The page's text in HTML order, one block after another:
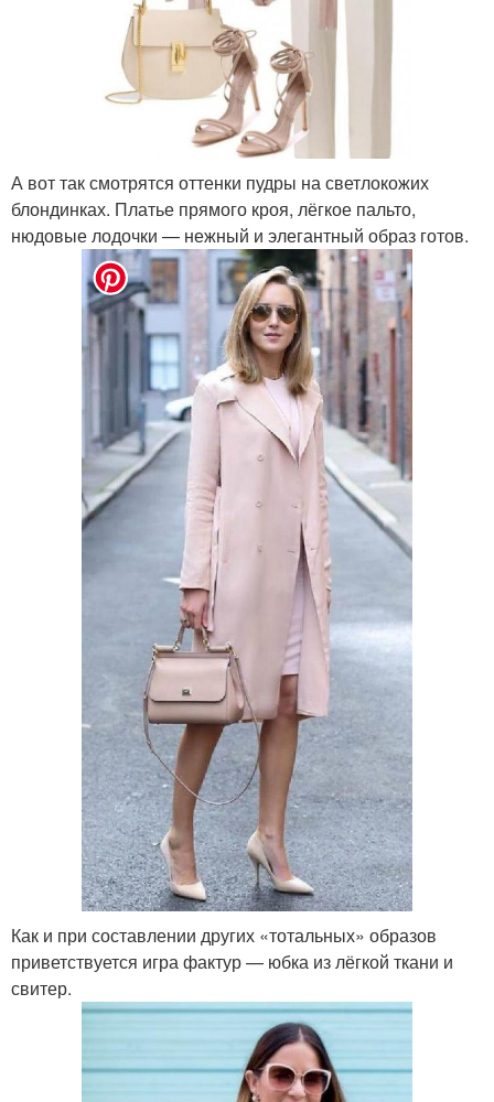
А вот так смотрятся оттенки пудры на светлокожих
блондинках. Платье прямого кроя, лёгкое пальто,
нюдовые лодочки — нежный и элегантный образ готов.
Как и при составлении других «тотальных» образов
приветствуется игра фактур — юбка из лёгкой ткани и
свитер.